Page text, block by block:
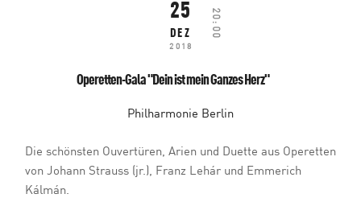
25
DEZ
2018
20:00
Operetten-Gala "Dein ist mein Ganzes Herz"
Philharmonie Berlin
Die schönsten Ouvertüren, Arien und Duette aus Operetten
von Johann Strauss (jr.), Franz Lehár und Emmerich
Kálmán.